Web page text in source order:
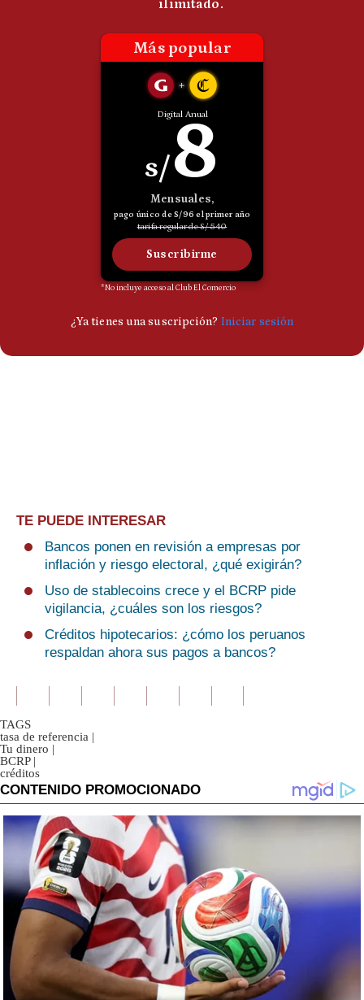
TE PUEDE INTERESAR
Bancos ponen en revisión a empresas por
inflación y riesgo electoral, ¿qué exigirán?
Uso de stablecoins crece y el BCRP pide
vigilancia, ¿cuáles son los riesgos?
Créditos hipotecarios: ¿cómo los peruanos
respaldan ahora sus pagos a bancos?
TAGS
tasa de referencia |
Tu dinero |
BCRP |
créditos